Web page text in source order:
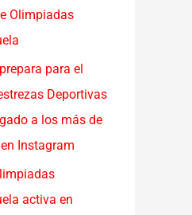
Olimpiadas
para el
Deportivas
a los más de
Instagram
activa en